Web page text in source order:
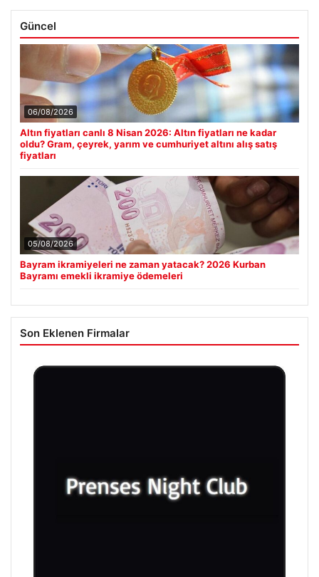
Güncel
06/08/2026
Altın fiyatları canlı 8 Nisan 2026: Altın fiyatları ne kadar
oldu? Gram, çeyrek, yarım ve cumhuriyet altını alış satış
fiyatları
05/08/2026
Bayram ikramiyeleri ne zaman yatacak? 2026 Kurban
Bayramı emekli ikramiye ödemeleri
Son Eklenen Firmalar